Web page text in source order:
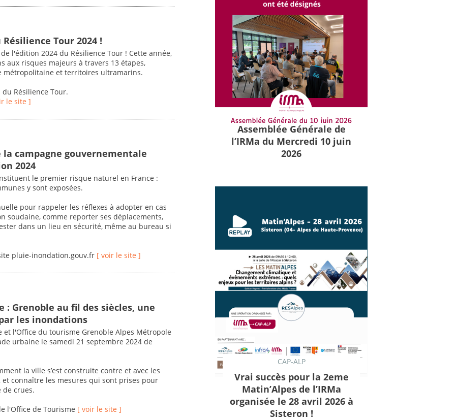
Tour 2024 !
l'édition 2024 du Résilience Tour ! Cette année,
aux risques majeurs à travers 13 étapes,
métropolitaine et territoires ultramarins.
Résilience Tour.
le site ]
la campagne gouvernementale
2024
le premier risque naturel en France :
y sont exposées.
pour rappeler les réflexes à adopter en cas
soudaine, comme reporter ses déplacements,
dans un lieu en sécurité, même au bureau si
pluie-inondation.gouv.fr [ voir le site ]
: Grenoble au fil des siècles, une
les inondations
et l'Office du tourisme Grenoble Alpes Métropole
urbaine le samedi 21 septembre 2024 de
la ville s’est construite contre et avec les
et connaître les mesures qui sont prises pour
crues.
l'Office de Tourisme [ voir le site ]
Assemblée Générale de
l’IRMa du Mercredi 10 juin
2026
CAP-ALP
Vrai succès pour la 2eme
Matin’Alpes de l’IRMa
organisée le 28 avril 2026 à
Sisteron !